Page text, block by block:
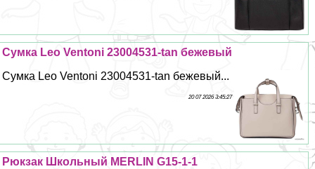
Сумка Leo Ventoni 23004531-tan бежевый
Сумка Leo Ventoni 23004531-tan бежевый...
20 07 2026 3:45:27
Рюкзак Школьный MERLIN G15-1-1